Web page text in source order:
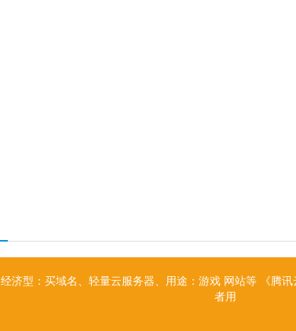
经济型：买域名、轻量云服务器、用途：游戏 网站等 《腾
者用